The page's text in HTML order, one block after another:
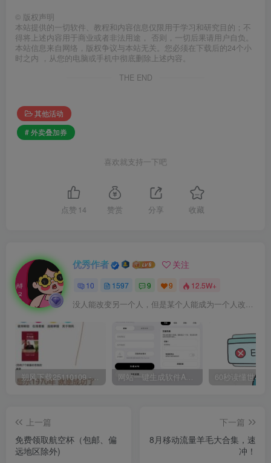
© 版权声明
本站提供的一切软件、教程和内容信息仅限用于学习和研究目的；不
得将上述内容用于商业或者非法用途， 否则，一切后果请用户自负。
本站信息来自网络，版权争议与本站无关。您必须在下载后的24个小
时之内 ，从您的电脑或手机中彻底删除上述内容。
THE END
其他活动
# 外卖叠加券
喜欢就支持一下吧
点赞 14 赞赏 分享 收藏
优秀作者 关注
10 1597 9 9 12.5W+
没人能改变另一个人，但是某个人能成为一个人改变的原因
朔风下载25110109 -磁力下载神器-去VIP限制版本 网站一键生成软件APP 完美版 同时支持打包html文件
上一篇
免费领取航空杯（包邮、偏
远地区除外)
下一篇
8月移动流量羊毛大合集，速
冲！